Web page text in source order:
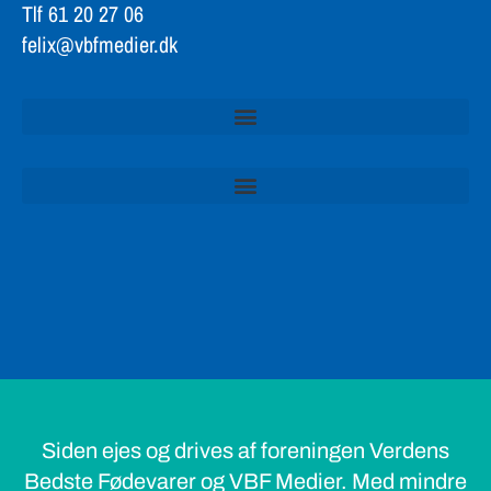
Tlf 61 20 27 06
felix@vbfmedier.dk
Siden ejes og drives af foreningen Verdens
Bedste Fødevarer og VBF Medier. Med mindre